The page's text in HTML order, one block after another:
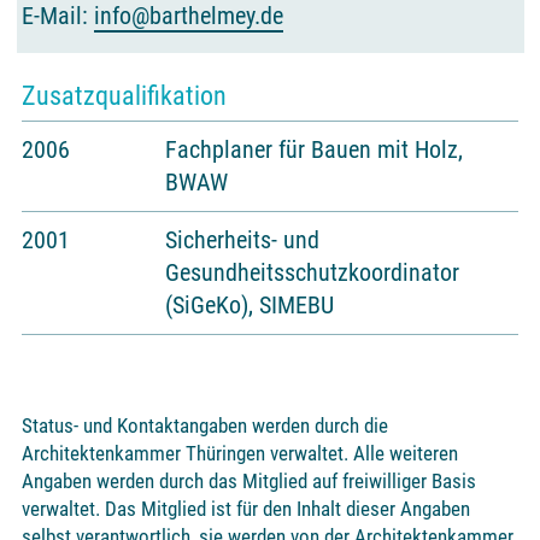
E-Mail: info@barthelmey.de
Zusatzqualifikation
2006
Fachplaner für Bauen mit Holz,
BWAW
2001
Sicherheits- und
Gesundheitsschutzkoordinator
(SiGeKo), SIMEBU
Status- und Kontaktangaben werden durch die
Architektenkammer Thüringen verwaltet. Alle weiteren
Angaben werden durch das Mitglied auf freiwilliger Basis
verwaltet. Das Mitglied ist für den Inhalt dieser Angaben